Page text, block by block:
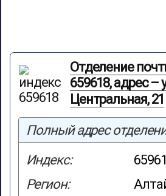
Отделение
659618, адрес –
Центральная, 21
Полный адрес
Индекс:
Регион: